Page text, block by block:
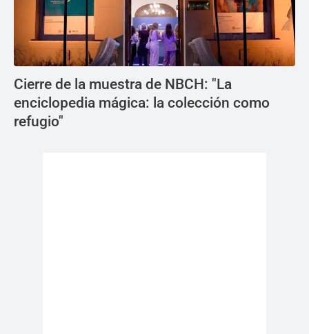
Cierre de la muestra de NBCH: "La
enciclopedia mágica: la colección como
refugio"